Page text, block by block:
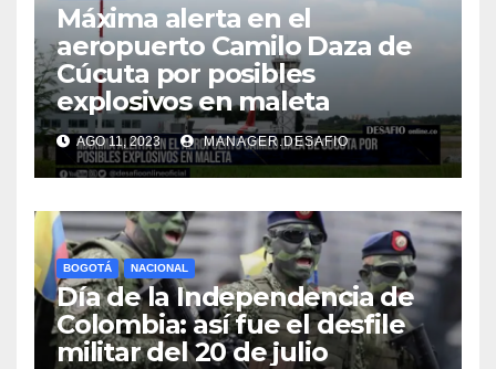
Máxima alerta en el
aeropuerto Camilo Daza de
Cúcuta por posibles
explosivos en maleta
AGO 11, 2023 MANAGER.DESAFIO
BOGOTÁ NACIONAL
Día de la Independencia de
Colombia: así fue el desfile
militar del 20 de julio